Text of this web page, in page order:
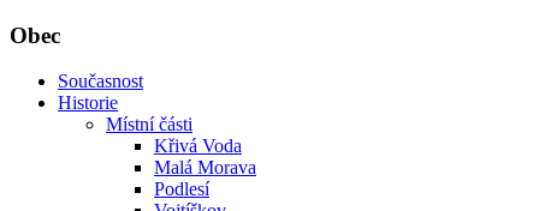
Obec
Současnost
Historie
Místní části
Křivá Voda
Malá Morava
Podlesí